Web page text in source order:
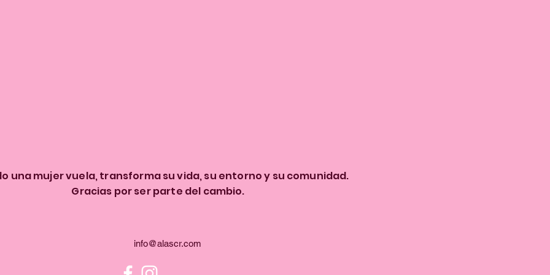
una mujer vuela, transforma su vida, su entorno y su comunidad.
Gracias por ser parte del cambio.
info@alascr.com